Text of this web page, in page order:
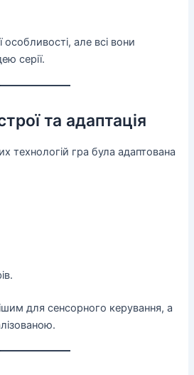
особливості, але всі вони
серії.
та адаптація
технологій гра була адаптована
для сенсорного керування, а